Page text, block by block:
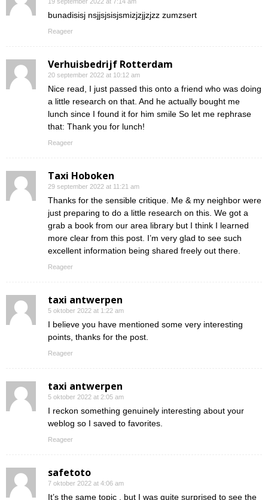
bunadisisj nsjjsjsisjsmizjzjjzjzz zumzsert
Reageer
Verhuisbedrijf Rotterdam
20 september 2022 at 10:12 am
Nice read, I just passed this onto a friend who was doing
a little research on that. And he actually bought me
lunch since I found it for him smile So let me rephrase
that: Thank you for lunch!
Reageer
Taxi Hoboken
29 september 2022 at 11:21 am
Thanks for the sensible critique. Me & my neighbor were
just preparing to do a little research on this. We got a
grab a book from our area library but I think I learned
more clear from this post. I’m very glad to see such
excellent information being shared freely out there.
Reageer
taxi antwerpen
5 oktober 2022 at 1:22 am
I believe you have mentioned some very interesting
points, thanks for the post.
Reageer
taxi antwerpen
5 oktober 2022 at 2:05 am
I reckon something genuinely interesting about your
weblog so I saved to favorites.
Reageer
safetoto
7 oktober 2022 at 4:06 am
It’s the same topic , but I was quite surprised to see the